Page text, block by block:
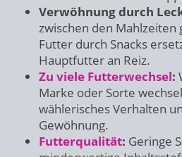
Verwöhnung durch
zwischen den
Futter durch Snacks
Hauptfutter an Reiz.
Zu viele Futterwechsel:
Marke oder Sorte
wählerisches Verhalten
Gewöhnung.
Futterqualität: Geringe